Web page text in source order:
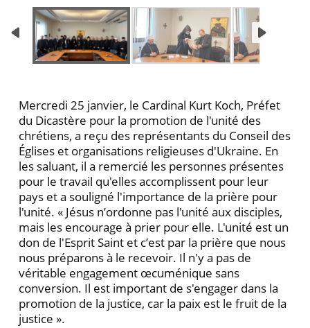
Mercredi 25 janvier, le Cardinal Kurt Koch, Préfet
du Dicastère pour la promotion de l'unité des
chrétiens, a reçu des représentants du Conseil des
Églises et organisations religieuses d'Ukraine. En
les saluant, il a remercié les personnes présentes
pour le travail qu'elles accomplissent pour leur
pays et a souligné l'importance de la prière pour
l'unité. « Jésus n’ordonne pas l'unité aux disciples,
mais les encourage à prier pour elle. L'unité est un
don de l'Esprit Saint et c’est par la prière que nous
nous préparons à le recevoir. Il n'y a pas de
véritable engagement œcuménique sans
conversion. Il est important de s'engager dans la
promotion de la justice, car la paix est le fruit de la
justice ».